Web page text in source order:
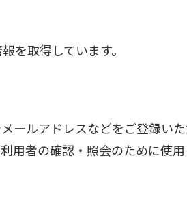
を取得しています。
ールアドレスなどをご登録い
用者の確認・照会のために使用